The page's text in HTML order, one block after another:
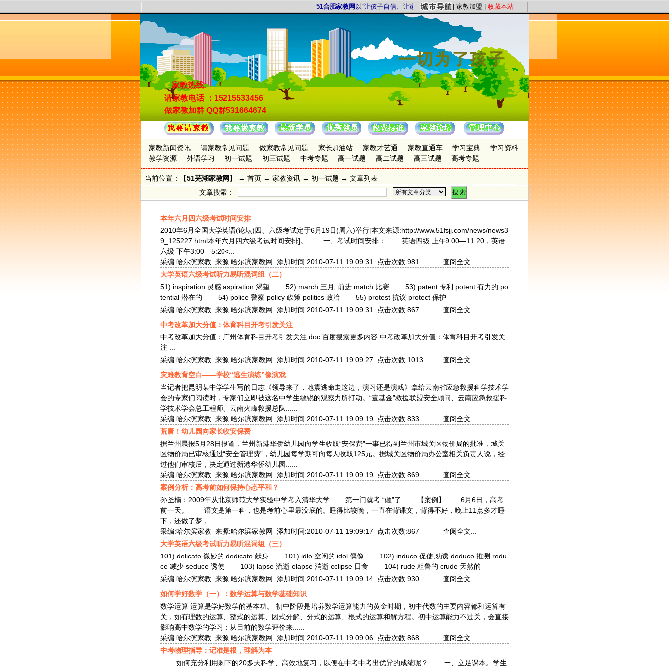
51合肥家教网以“让孩子自信、让家长放心”为服务宗旨，以“证件认证、星级评定”保证教员质量，以“系统化、高质量、快
家教加盟 收藏本站
家教热线:
请家教电话 ：15215533456
做家教加群 QQ群531664674
家教新闻资讯 请家教常见问题 做家教常见问题 家长加油站 家教才艺通 家教直通车 学习宝典
学习资料
教学资源
外语学习 初一试题 初三试题 中考专题 高一试题 高二试题 高三试题 高考专题
当前位置：【51芜湖家教网 】 → 首页 → 家教资讯 → 初一试题 → 文章列表
文章搜索：
本年六月四六级考试时间安排
2010年6月全国大学英语(论坛)四、六级考试定于6月19日(周六)举行[本文来源:http://www.51fsjj.com/news/news3
9_125227.html本年六月四六级考试时间安排]。 一、考试时间安排： 英语四级 上午9:00—11:20，英语
六级 下午3:00—5:20<...
采编:哈尔滨家教 来源:哈尔滨家教网 添加时间:2010-07-11 19:09:31 点击次数:981
查阅全文...
大学英语六级考试听力易听混词组（二）
51) inspiration 灵感 aspiration 渴望 52) march 三月, 前进 match 比赛 53) patent 专利 potent 有力的 po
tential 潜在的 54) police 警察 policy 政策 politics 政治 55) protest 抗议 protect 保护
采编:哈尔滨家教 来源:哈尔滨家教网 添加时间:2010-07-11 19:09:31 点击次数:867
查阅全文...
中考改革加大分值：体育科目开考引发关注
中考改革加大分值：广州体育科目开考引发关注.doc 百度搜索更多内容:中考改革加大分值：体育科目开考引发关
注 ...
采编:哈尔滨家教 来源:哈尔滨家教网 添加时间:2010-07-11 19:09:27 点击次数:1013
查阅全文...
灾难教育空白——学校“逃生演练”像演戏
当记者把昆明某中学学生写的日志《领导来了，地震逃命走这边，演习还是演戏》拿给云南省应急救援科学技术学
会的专家们阅读时，专家们立即被这名中学生敏锐的观察力所打动。“壹基金”救援联盟安全顾问、云南应急救援科
学技术学会总工程师、云南火峰救援总队......
采编:哈尔滨家教 来源:哈尔滨家教网 添加时间:2010-07-11 19:09:19 点击次数:833
查阅全文...
荒唐！幼儿园向家长收安保费
据兰州晨报5月28日报道，兰州新港华侨幼儿园向学生收取“安保费”一事已得到兰州市城关区物价局的批准，城关
区物价局已审核通过“安全管理费”，幼儿园每学期可向每人收取125元。据城关区物价局办公室相关负责人说，经
过他们审核后，决定通过新港华侨幼儿园......
采编:哈尔滨家教 来源:哈尔滨家教网 添加时间:2010-07-11 19:09:19 点击次数:869
查阅全文...
案例分析：高考前如何保持心态平和？
孙圣楠：2009年从北京师范大学实验中学考入清华大学 第一门就考 “砸”了 【案例】 6月6日，高考
前一天。 语文是第一科，也是考前心里最没底的。睡得比较晚，一直在背课文，背得不好，晚上11点多才睡
下，还做了梦，...
采编:哈尔滨家教 来源:哈尔滨家教网 添加时间:2010-07-11 19:09:17 点击次数:867
查阅全文...
大学英语六级考试听力易听混词组（三）
101) delicate 微妙的 dedicate 献身 101) idle 空闲的 idol 偶像 102) induce 促使,劝诱 deduce 推测 redu
ce 减少 seduce 诱使 103) lapse 流逝 elapse 消逝 eclipse 日食 104) rude 粗鲁的 crude 天然的
采编:哈尔滨家教 来源:哈尔滨家教网 添加时间:2010-07-11 19:09:14 点击次数:930
查阅全文...
如何学好数学（一）：数学运算与数学基础知识
数学运算 运算是学好数学的基本功。 初中阶段是培养数学运算能力的黄金时期，初中代数的主要内容都和运算有
关，如有理数的运算、整式的运算、因式分解、分式的运算、根式的运算和解方程。初中运算能力不过关，会直接
影响高中数学的学习：从目前的数学评价来......
采编:哈尔滨家教 来源:哈尔滨家教网 添加时间:2010-07-11 19:09:06 点击次数:868
查阅全文...
中考物理指导：记准是根，理解为本
如何充分利用剩下的20多天科学、高效地复习，以便在中考中考出优异的成绩呢？ 一、立足课本。学生